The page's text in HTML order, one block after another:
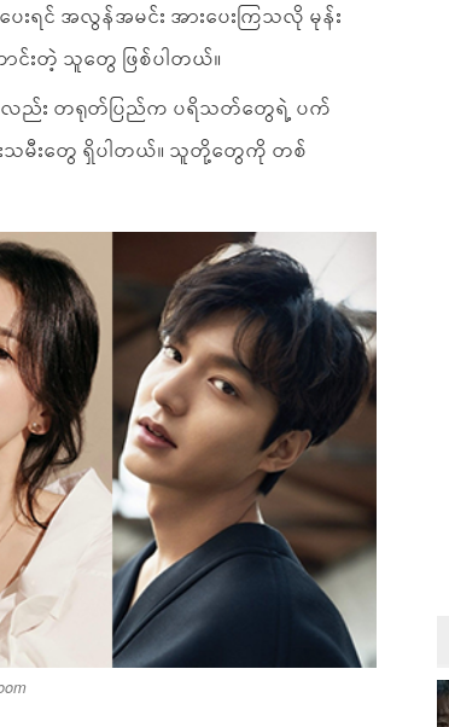
င် အလွန်အမင်း အားပေးကြသလို မုန်း
င်းတဲ့ သူတွေ ဖြစ်ပါတယ်။
လည်း တရုတ်ပြည်က ပရိသတ်တွေရဲ့ ပက်
းသမီးတွေ ရှိပါတယ်။ သူတို့တွေကို တစ်